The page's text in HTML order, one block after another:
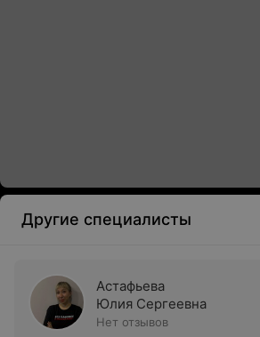
Другие специалисты
Астафьева
Юлия Сергеевна
Нет отзывов